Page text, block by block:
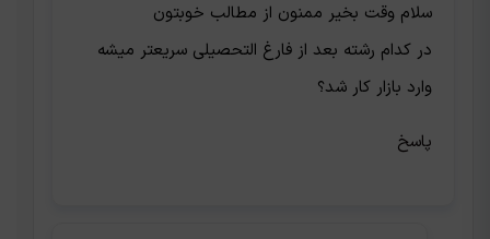
سلام وقت بخیر ممنون از مطالب خوبتون
در کدام رشته بعد از فارغ التحصیلی سریعتر میشه
وارد بازار کار شد؟
پاسخ